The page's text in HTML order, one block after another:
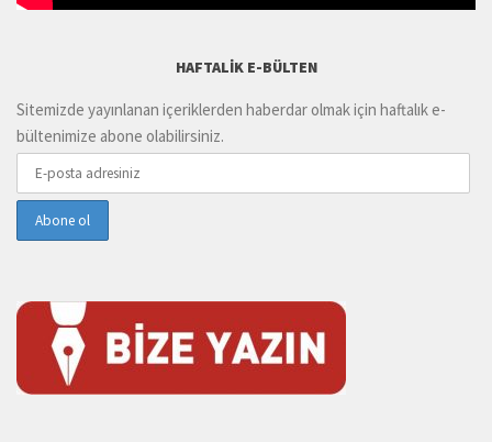
HAFTALIK E-BÜLTEN
Sitemizde yayınlanan içeriklerden haberdar olmak için haftalık e-
bültenimize abone olabilirsiniz.